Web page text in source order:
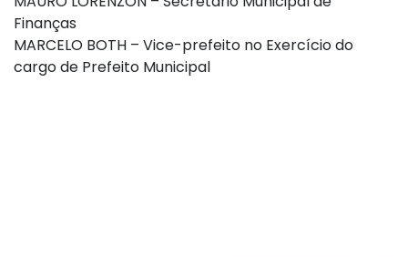
Finanças
MARCELO BOTH – Vice-prefeito no Exercício do
cargo de Prefeito Municipal